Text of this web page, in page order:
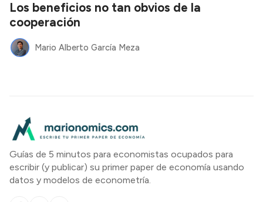
Los beneficios no tan obvios de la
cooperación
Mario Alberto García Meza
Guías de 5 minutos para economistas ocupados para
escribir (y publicar) su primer paper de economía usando
datos y modelos de econometría.